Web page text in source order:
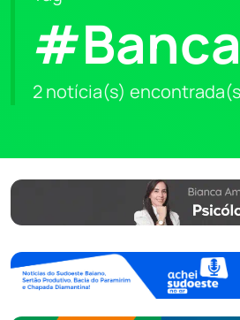
2 notícia(s)